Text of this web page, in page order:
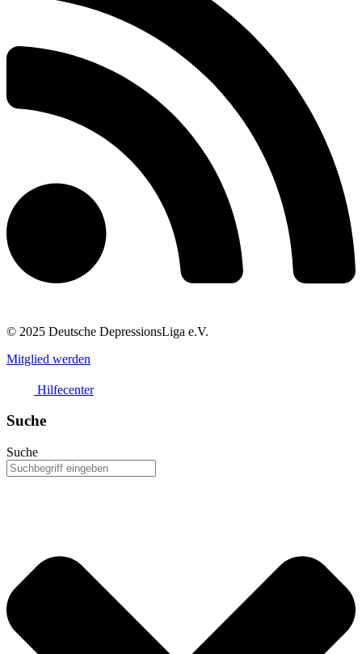
© 2025 Deutsche DepressionsLiga e.V.
Mitglied werden
Hilfecenter
Suche
Suche